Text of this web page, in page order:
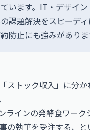
います。IT・デザイ
課題解決をスピーデ
防止にも強みがありま
トック収入」に分
インの発酵食ワーク
執筆を受注する、と